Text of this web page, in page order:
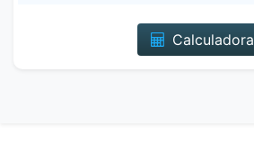
Calculadora